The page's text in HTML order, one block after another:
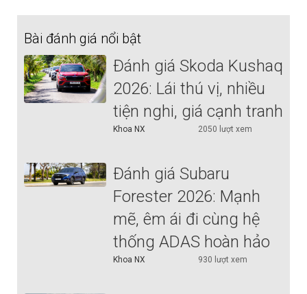
Bài đánh giá nổi bật
Đánh giá Skoda Kushaq
2026: Lái thú vị, nhiều
tiện nghi, giá cạnh tranh
Khoa NX 2050 lượt xem
Đánh giá Subaru
Forester 2026: Mạnh
mẽ, êm ái đi cùng hệ
thống ADAS hoàn hảo
Khoa NX 930 lượt xem